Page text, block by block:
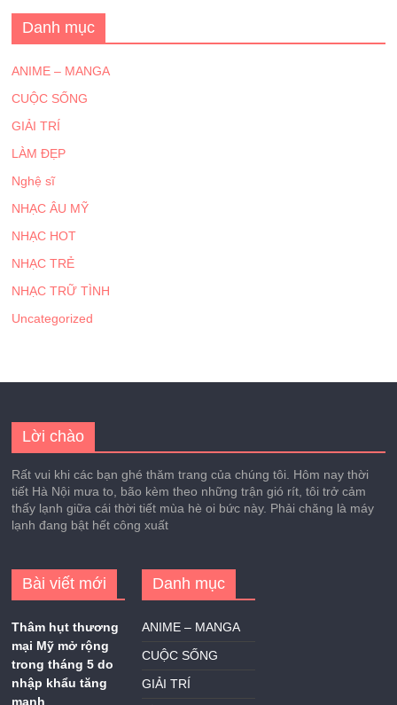
Danh mục
ANIME – MANGA
CUỘC SỐNG
GIẢI TRÍ
LÀM ĐẸP
Nghệ sĩ
NHẠC ÂU MỸ
NHẠC HOT
NHẠC TRẺ
NHẠC TRỮ TÌNH
Uncategorized
Lời chào
Rất vui khi các bạn ghé thăm trang của chúng tôi. Hôm nay thời
tiết Hà Nội mưa to, bão kèm theo những trận gió rít, tôi trở cảm
thấy lạnh giữa cái thời tiết mùa hè oi bức này. Phải chăng là máy
lạnh đang bật hết công xuất
Bài viết mới
Thâm hụt thương
mại Mỹ mở rộng
trong tháng 5 do
nhập khẩu tăng
mạnh
Danh mục
ANIME – MANGA
CUỘC SỐNG
GIẢI TRÍ